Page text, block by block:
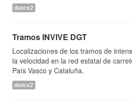
datex2
Tramos INVIVE DGT
Localizaciones de los tramos de
la velocidad en la red estatal de
País Vasco y Cataluña.
datex2